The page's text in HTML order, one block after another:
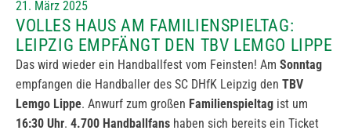
21. März 2025
VOLLES HAUS AM FAMILIENSPIELTAG:
LEIPZIG EMPFÄNGT DEN TBV LEMGO LIPPE
Das wird wieder ein Handballfest vom Feinsten! Am Sonntag
empfangen die Handballer des SC DHfK Leipzig den TBV
Lemgo Lippe. Anwurf zum großen Familienspieltag ist um
16:30 Uhr. 4.700 Handballfans haben sich bereits ein Ticket